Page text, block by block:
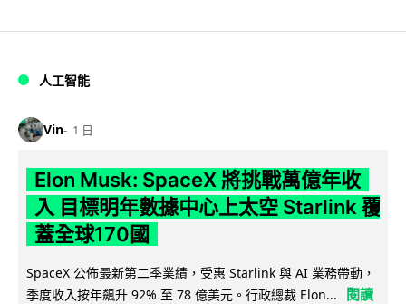
人工智能
Vin 1 日
Elon Musk: SpaceX 將挑戰萬億年收
入 目標明年數據中心上太空 Starlink 覆
蓋全球170國
SpaceX 公佈最新第二季業績，受惠 Starlink 與 AI 業務帶動，
季度收入按年飆升 92% 至 78 億美元。行政總裁 Elon...
閱讀